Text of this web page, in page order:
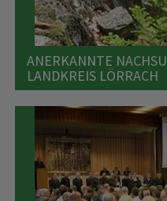
ANERKANNTE
LANDKREIS LÖRRACH